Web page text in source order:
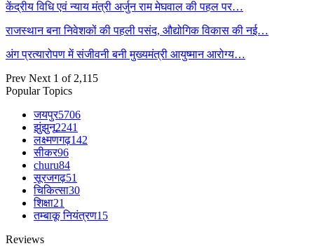
केंद्रीय विधि एवं न्याय मंत्री अर्जुन राम मेघवाल की पहल पर…
राजस्थान बना निवेशकों की पहली पसंद, औद्योगिक विकास की नई…
अंग प्रत्यारोपण में संजीवनी बनी मुख्यमंत्री आयुष्मान आरोग्य…
Prev Next 1 of 2,115
Popular Topics
जयपुर5706
झुंझुनू2241
लक्ष्मणगढ़142
सीकर96
churu84
सूरजगढ़51
चिकित्सा30
शिक्षा21
तम्बाकू नियंत्रण15
Reviews